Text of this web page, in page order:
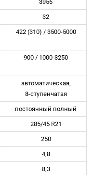
3956
32
422 (310) / 3500-5000
900 / 1000-3250
автоматическая,
8-ступенчатая
постоянный полный
285/45 R21
250
4,8
8,3